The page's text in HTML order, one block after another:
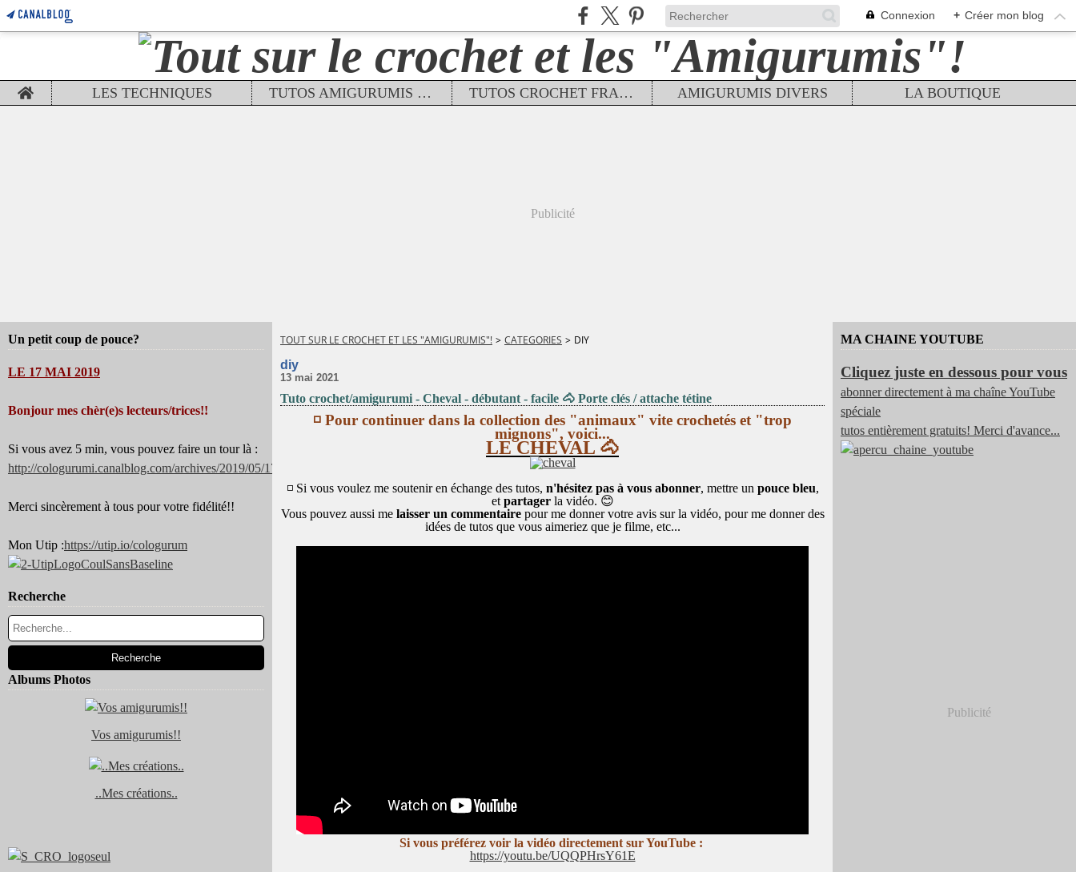
Connexion + Créer mon blog
Home LES TECHNIQUES TUTOS AMIGURUMIS FRANÇAIS TUTOS CROCHET FRANÇAIS AMIGURUMIS DIVERS LA BOUTIQUE
Publicité
Un petit coup de pouce?
LE 17 MAI 2019
Bonjour mes chèr(e)s lecteurs/trices!!
Si vous avez 5 min, vous pouvez faire un tour là :
http://cologurumi.canalblog.com/archives/2019/05/17/37344180.html
Merci sincèrement à tous pour votre fidélité!!
Mon Utip :https://utip.io/cologurum
Recherche
Albums Photos
Vos amigurumis!!
..Mes créations..
TOUT SUR LE CROCHET ET LES "AMIGURUMIS"! > CATEGORIES > DIY
diy
13 mai 2021
Tuto crochet/amigurumi - Cheval - débutant - facile 🐴 Porte clés / attache tétine
◽ Pour continuer dans la collection des "animaux" vite crochetés et "trop
mignons", voici...
LE CHEVAL 🐴
◽ Si vous voulez me soutenir en échange des tutos, n'hésitez pas à vous abonner, mettre un pouce bleu,
et partagerla vidéo. 😊
Vous pouvez aussi me laisser un commentairepour me donner votre avis sur la vidéo, pour me donner des
idées de tutos que vous aimeriez que je filme, etc...
Si vous préférez voir la vidéo directement sur YouTube :
https://youtu.be/UQQPHrsY61E
MA CHAINE YOUTUBE
Cliquez juste en dessous pour vous
abonner directement à ma chaîne YouTube
spéciale
tutos entièrement gratuits! Merci d'avance...
Publicité